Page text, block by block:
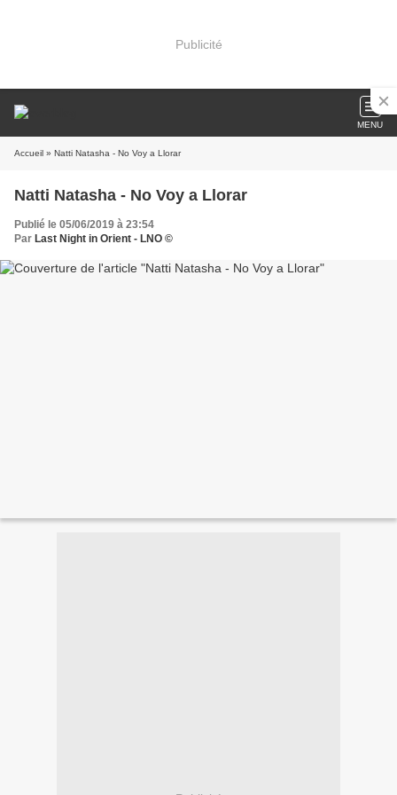
Publicité
MENU
Accueil » Natti Natasha - No Voy a Llorar
Natti Natasha - No Voy a Llorar
Publié le 05/06/2019 à 23:54
Par Last Night in Orient - LNO ©